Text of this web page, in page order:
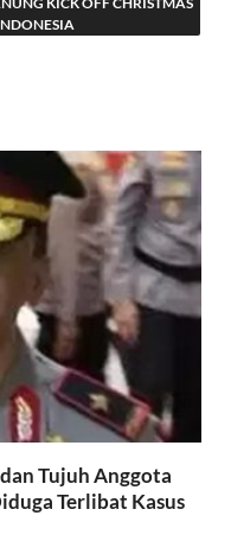
Tujuh Anggota
Terlibat Kasus